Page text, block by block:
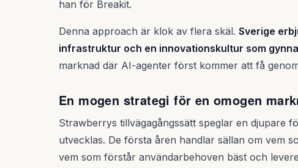
han för Breakit.
Denna approach är klok av flera skäl. Sverige
infrastruktur och en innovationskultur som
marknad där AI-agenter först kommer att få
En mogen strategi för en omogen
Strawberrys tillvägagångssätt speglar en djupare
utvecklas. De första åren handlar sällan om vem
vem som förstår användarbehoven bäst och